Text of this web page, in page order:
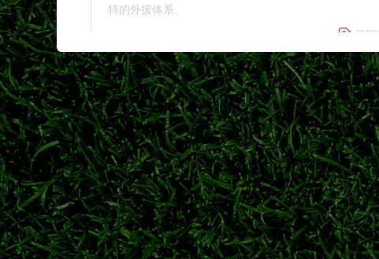
特的外援体系。
日
巴黎加入铃木彩艳争夺战！尤文报价遭帕
转会专家罗马诺最新消息，巴黎圣日耳曼正式参
图斯报价被帕尔马驳回，转会谈判仍在拉锯。
日职联夏窗开启引援热潮 多支豪门调整阵
2026赛季日职联赛程过半，夏季转会窗口正式开
杯赛双线赛程。